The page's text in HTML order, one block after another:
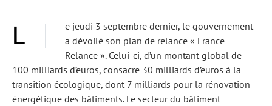
Le jeudi 3 septembre dernier, le gouvernement
a dévoilé son plan de relance « France
Relance ». Celui-ci, d’un montant global de
100 milliards d’euros, consacre 30 milliards d’euros à la
transition écologique, dont 7 milliards pour la rénovation
énergétique des bâtiments. Le secteur du bâtiment